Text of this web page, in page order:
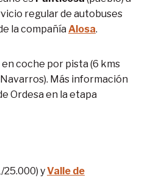
regular de autobuses
la compañía Alosa.
coche por pista (6 kms
Más información
Ordesa en la etapa
25.000) yValle de